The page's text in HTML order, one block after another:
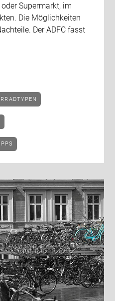
Supermarkt, im
Die Möglichkeiten
Der ADFC fasst